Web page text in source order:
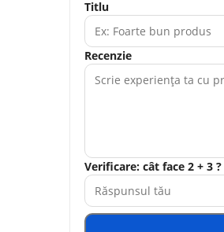
Titlu
Recenzie
Verificare: cât face 2 + 3 ?